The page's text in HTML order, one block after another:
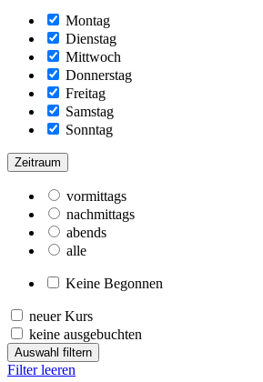
Montag
Dienstag
Mittwoch
Donnerstag
Freitag
Samstag
Sonntag
Zeitraum
vormittags
nachmittags
abends
alle
Keine Begonnen
neuer Kurs
keine ausgebuchten
Auswahl filtern
Filter leeren